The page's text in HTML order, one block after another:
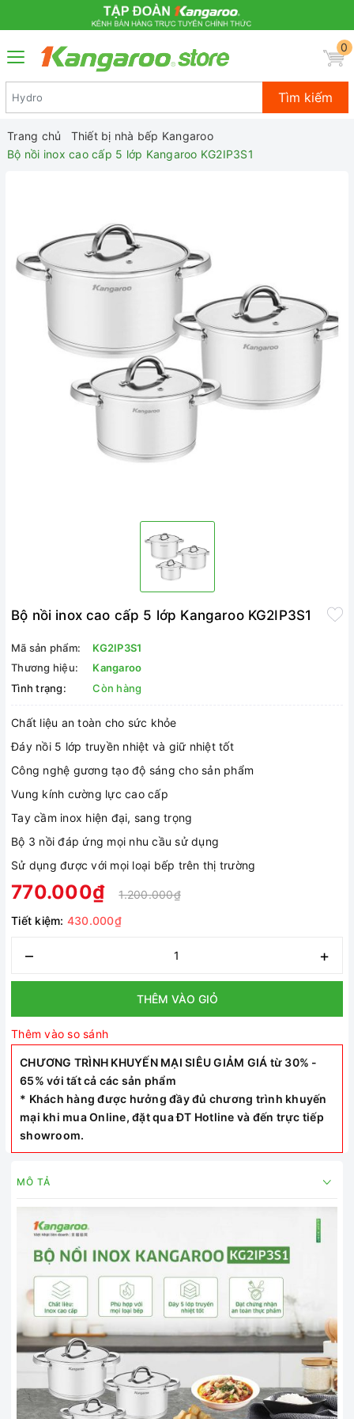
0
Tìm kiếm
Trang chủ
Thiết bị nhà bếp Kangaroo
Bộ nồi inox cao cấp 5 lớp Kangaroo KG2IP3S1
Bộ nồi inox cao cấp 5 lớp Kangaroo KG2IP3S1
Mã sản phẩm:
KG2IP3S1
Thương hiệu:
Kangaroo
Tình trạng:
Còn hàng
Chất liệu an toàn cho sức khỏe
Đáy nồi 5 lớp truyền nhiệt và giữ nhiệt tốt
Công nghệ gương tạo độ sáng cho sản phẩm
Vung kính cường lực cao cấp
Tay cầm inox hiện đại, sang trọng
Bộ 3 nồi đáp ứng mọi nhu cầu sử dụng
Sử dụng được với mọi loại bếp trên thị trường
770.000₫
1.200.000₫
Tiết kiệm: 430.000₫
– +
THÊM VÀO GIỎ
Thêm vào so sánh
CHƯƠNG TRÌNH KHUYẾN MẠI SIÊU GIẢM GIÁ từ 30% -
65% với tất cả các sản phẩm
* Khách hàng được hưởng đầy đủ chương trình khuyến
mại khi mua Online, đặt qua ĐT Hotline và đến trực tiếp
showroom.
MÔ TẢ